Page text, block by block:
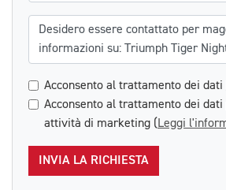
Messaggio
Acconsento al trattamento dei dati
Acconsento al trattamento dei
attività di marketing (Leggi
INVIA LA RICHIESTA